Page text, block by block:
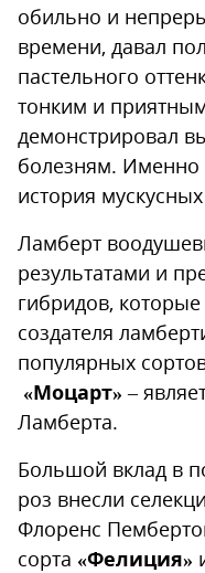
обильно и
времени, давал
пастельного
тонким и
демонстрировал
болезням. Именно
история
Ламберт
результатами и
гибридов,
создателя
популярных
«Моцарт» –
Ламберта.
Большой вклад в
роз внесли
Флоренс
сорта «Фелиция»